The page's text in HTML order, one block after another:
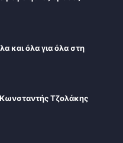
και όλα για όλα στη
Τζολάκης